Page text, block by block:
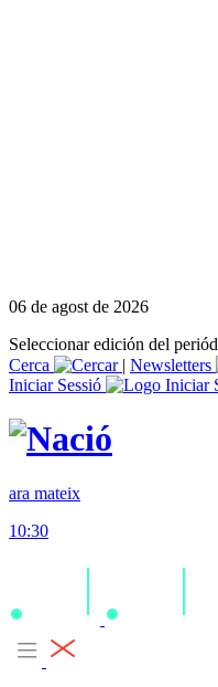
06 de agost de 2026
Seleccionar edición del
Cerca
| Newsletters
Iniciar Sessió
ara mateix
10:30